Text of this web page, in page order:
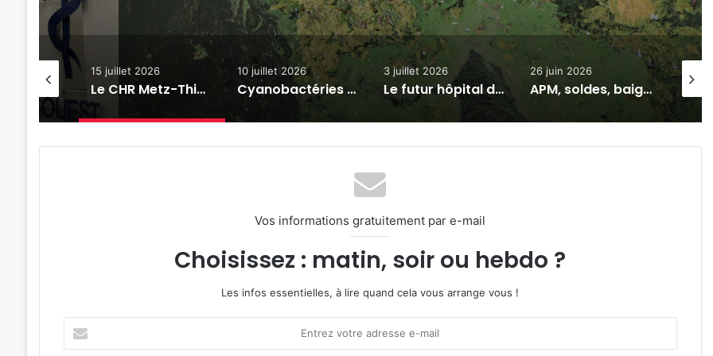
Le CHR Metz-Thionville devrait reprendre la gestion des urgences de l’hôpital Legouest
10 juillet 2026
Cyanobactéries en Moselle : quels sont les risques pour la santé ?
3 juillet 2026
Le futur hôpital de Maizières-lès-Metz conçu pour faire face aux canicules
26 juin 2026
APM, soldes, baignades : 7 actus de la semaine à Metz Métropole (26/06/2026)
24 juin 2026
« Il fait 60 °C sous les toits » : le Centre de Sauvegarde de la Faune Lorraine débordé par les victimes de la canicule
Vos informations gratuitement par e-mail
Choisissez : matin, soir ou hebdo ?
Les infos essentielles, à lire quand cela vous arrange vous !
votre